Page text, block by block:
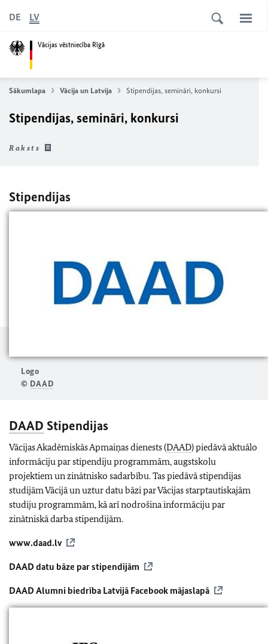
Vācijas vēstniecība Rīgā
DE LV
Sākumlapa Vācija un Latvija Stipendijas, semināri, konkursi
Stipendijas, semināri, konkursi
Raksts
Stipendijas
Logo
© DAAD
DAAD Stipendijas
Vācijas Akadēmiskās Apmaiņas dienests (DAAD) piedāvā aktuālo
informāciju par stipendiju programmām, augstskolu
projektiem un zinātnisko sadarbību. Tas piedāvā stipendijas
studijām Vācijā un uztur datu bāzi par Vācijas starptautiskajām
studiju programmām, kā arī nodrošina informāciju par
zinātniskā darba stipendijām.
www.daad.lv
DAAD datu bāze par stipendijām
DAAD Alumni biedrība Latvijā Facebook mājaslapā